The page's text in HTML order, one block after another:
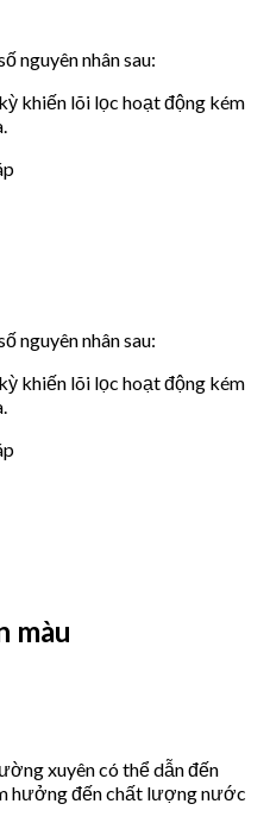
nguyên nhân sau:
khiến lõi lọc hoạt động kém
nguyên nhân sau:
khiến lõi lọc hoạt động kém
màu
xuyên có thể dẫn đến
hưởng đến chất lượng nước